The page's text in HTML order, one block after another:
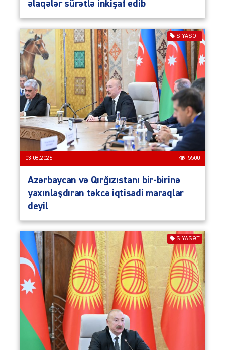
əlaqələr sürətlə inkişaf edib
SIYASƏT
03.08.2026 5500
Azərbaycan və Qırğızıstanı bir-birinə
yaxınlaşdıran təkcə iqtisadi maraqlar
deyil
SIYASƏT